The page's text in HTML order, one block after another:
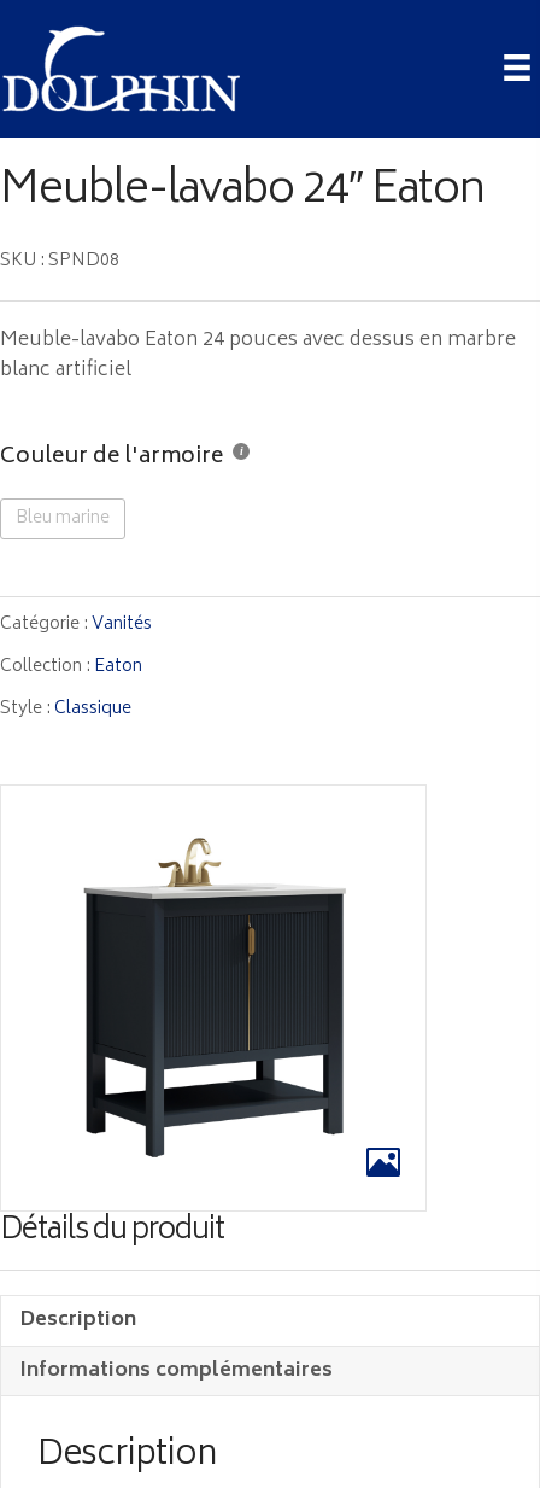
Meuble-lavabo 24″ Eaton
SKU : SPND08
Meuble-lavabo Eaton 24 pouces avec dessus en marbre
blanc artificiel
Couleur de l'armoire
Bleu marine
Catégorie :Vanités
Collection : Eaton
Style :Classique
Détails du produit
Description
Informations complémentaires
Description